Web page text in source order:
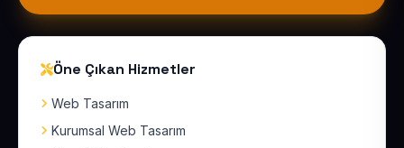
Öne Çıkan Hizmetler
Web Tasarım
Kurumsal Web Tasarım